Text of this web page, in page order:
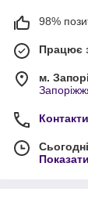
98%
Працює
м.
Контакти